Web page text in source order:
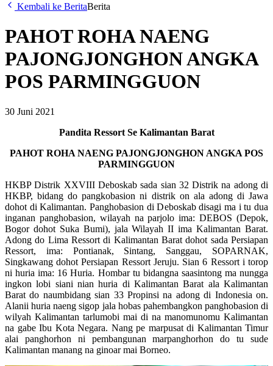
Kembali ke BeritaBerita
PAHOT ROHA NAENG
PAJONGJONGHON ANGKA
POS PARMINGGUON
30 Juni 2021
Pandita Ressort Se Kalimantan Barat
PAHOT ROHA NAENG PAJONGJONGHON ANGKA POS
PARMINGGUON
HKBP Distrik XXVIII Deboskab sada sian 32 Distrik na adong di
HKBP, bidang do pangkobasion ni distrik on ala adong di Jawa
dohot di Kalimantan. Panghobasion di Deboskab disagi ma i tu dua
inganan panghobasion, wilayah na parjolo ima: DEBOS (Depok,
Bogor dohot Suka Bumi), jala Wilayah II ima Kalimantan Barat.
Adong do Lima Ressort di Kalimantan Barat dohot sada Persiapan
Ressort, ima: Pontianak, Sintang, Sanggau, SOPARNAK,
Singkawang dohot Persiapan Ressort Jeruju. Sian 6 Ressort i torop
ni huria ima: 16 Huria. Hombar tu bidangna saasintong ma nungga
ingkon lobi siani nian huria di Kalimantan Barat ala Kalimantan
Barat do naumbidang sian 33 Propinsi na adong di Indonesia on.
Alanii huria naeng sigop jala hobas pahembangkon panghobasion di
wilyah Kalimantan tarlumobi mai di na manomunomu Kalimantan
na gabe Ibu Kota Negara. Nang pe marpusat di Kalimantan Timur
alai panghorhon ni pembangunan marpanghorhon do tu sude
Kalimantan manang na ginoar mai Borneo.